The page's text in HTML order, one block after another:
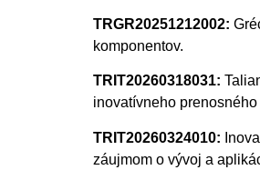
TRGR20251212002:
komponentov.
TRIT20260318031:
inovatívneho
TRIT20260324010:
záujmom o vývoj a